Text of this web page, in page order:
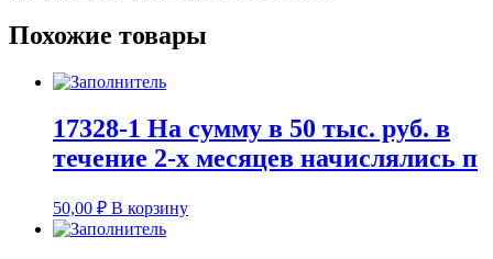
Похожие товары
17328-1 На сумму в 50 тыс. руб. в
течение 2-х месяцев начислялись п
50,00 ₽ В корзину